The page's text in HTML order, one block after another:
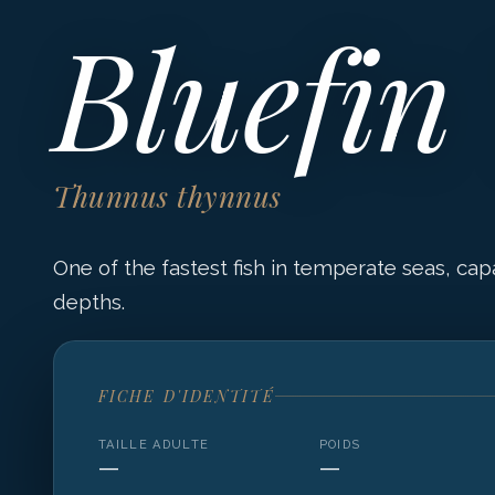
Bluefin
Thunnus thynnus
One of the fastest fish in temperate seas,
depths.
FICHE D'IDENTITÉ
TAILLE ADULTE
—
POIDS
—